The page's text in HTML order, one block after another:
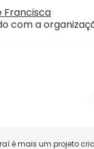
Francisca
com a
é mais um projeto